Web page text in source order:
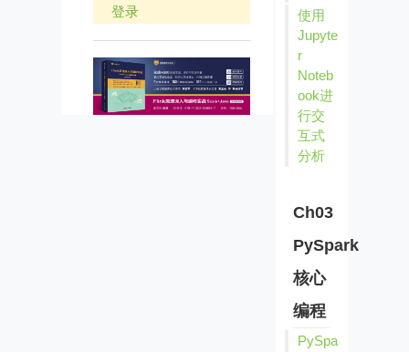
登录
使用
Jupyte
r
Noteb
ook进
行交
互式
分析
Ch03
PySpark
核心
编程
PySpa